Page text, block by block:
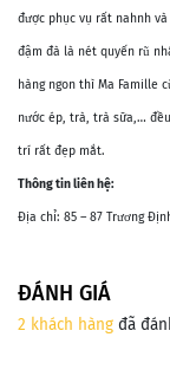
được phục vụ rất nahnh
đậm đà là nét quyến rũ
hàng ngon thì Ma Famille
nước ép, trà, trà sữa,…
trí rất đẹp mắt.
Thông tin liên hệ:
Địa chỉ: 85 – 87 Trương
ĐÁNH GIÁ
2 khách hàng đã